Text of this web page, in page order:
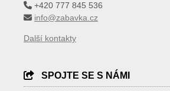
+420 777 845 536
info@zabavka.cz
Další kontakty
SPOJTE SE S NÁMI